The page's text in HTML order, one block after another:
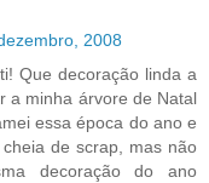
2008
Que decoração linda a
a minha árvore de Natal
essa época do ano e
de scrap, mas não
decoração do ano